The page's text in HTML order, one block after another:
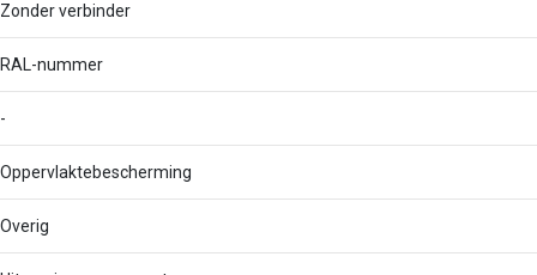
Zonder verbinder
RAL-nummer
-
Oppervlaktebescherming
Overig